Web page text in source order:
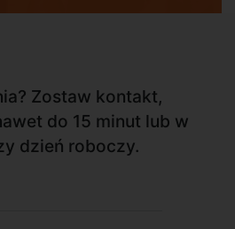
Zostaw kontakt,
do 15 minut lub w
dzień roboczy.